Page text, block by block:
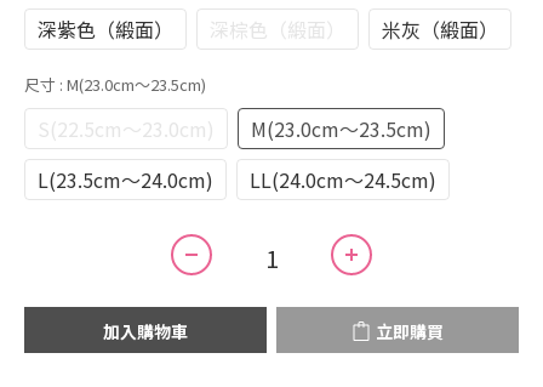
深紫色（緞面）
深棕色（緞面） 米灰（緞面）
尺寸 : M(23.0cm～23.5cm)
S(22.5cm～23.0cm)
M(23.0cm～23.5cm)
L(23.5cm～24.0cm)
LL(24.0cm～24.5cm)
加入購物車 立即購買